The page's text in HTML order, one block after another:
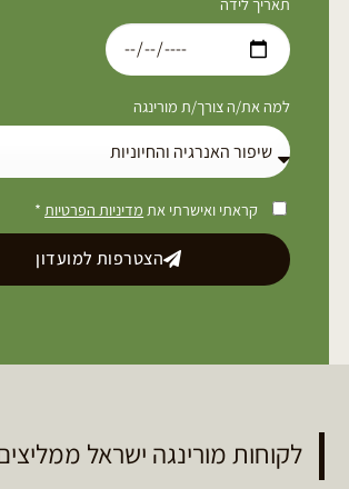
למה את/ה צורך/ת מורינגה
קראתי ואישרתי את מדיניות הפרטיות *
הצטרפות למועדון
לקוחות מורינגה ישראל